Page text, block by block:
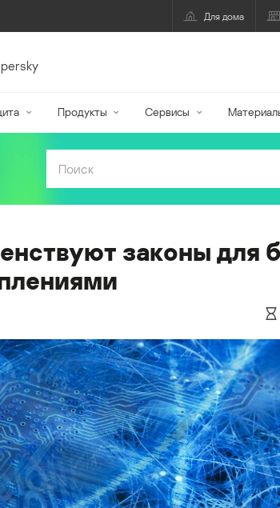
Для дома
Продукты Сервисы
законы для